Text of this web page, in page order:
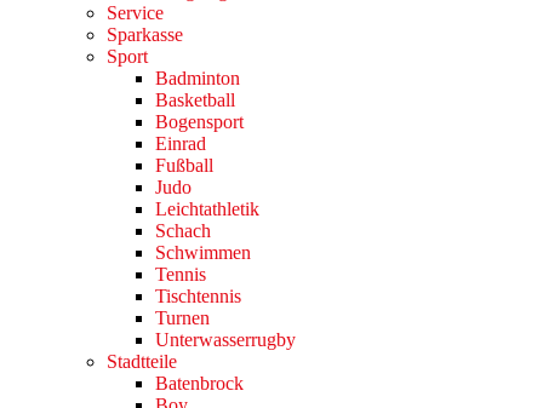
Service
Sparkasse
Sport
Badminton
Basketball
Bogensport
Einrad
Fußball
Judo
Leichtathletik
Schach
Schwimmen
Tennis
Tischtennis
Turnen
Unterwasserrugby
Stadtteile
Batenbrock